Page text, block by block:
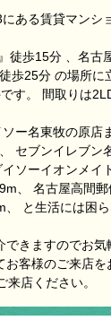
ある賃貸マンシ
徒歩15分 、名古
歩25分 の場所に
す。 間取りは
ー名東牧の原店
セブンイレブン
ソーイオンメイ
、 名古屋高間
と生活には困ら
きますのでお
客様のご来店
店ください。